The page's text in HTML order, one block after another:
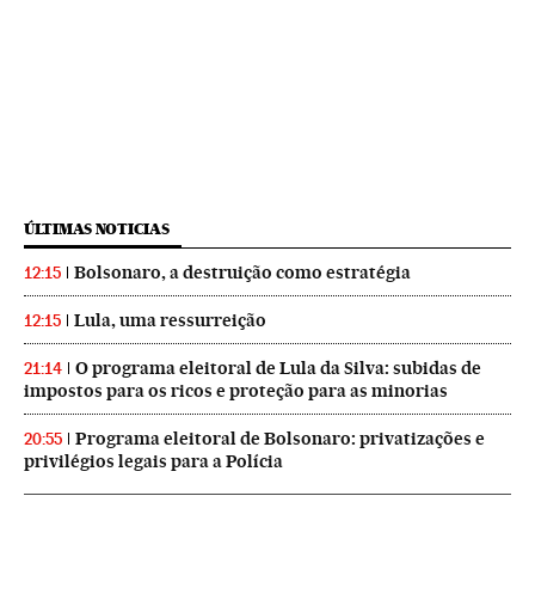
ÚLTIMAS NOTICIAS
12:15 Bolsonaro, a destruição como estratégia
12:15 Lula, uma ressurreição
21:14
O programa eleitoral de Lula da Silva: subidas de
impostos para os ricos e proteção para as minorias
20:55
Programa eleitoral de Bolsonaro: privatizações e
privilégios legais para a Polícia